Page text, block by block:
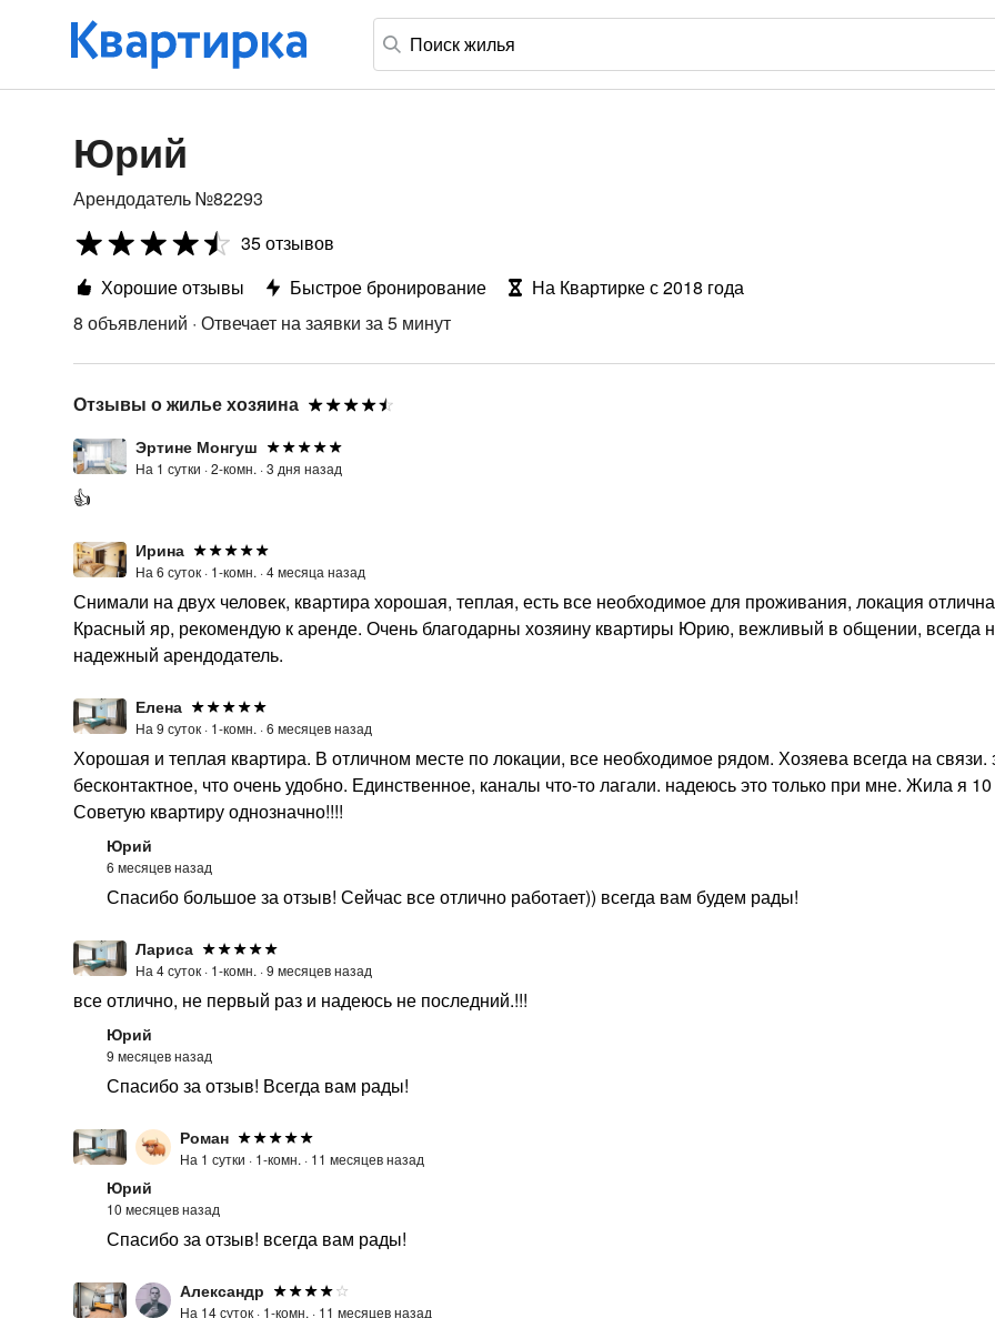
Юрий
Арендодатель №82293
35 отзывов
Хорошие отзывы
Быстрое бронирование
На Квартирке с 2018 года
8 объявлений · Отвечает на заявки за 5 минут
Отзывы о жилье хозяина
Эртине Монгуш
На 1 сутки ·2-комн. ·3 дня назад
👍
Ирина
На 6 суток · 1-комн. ·4 месяца назад
Снимали на двух человек, квартира хорошая, теплая, есть все необходимое для проживания, локация
Красный яр, рекомендую к аренде. Очень благодарны хозяину квартиры Юрию, вежливый в общении, всегда
надежный арендодатель.
Елена
На 9 суток · 1-комн. ·6 месяцев назад
Хорошая и теплая квартира. В отличном месте по локации, все необходимое рядом. Хозяева всегда на связи.
бесконтактное, что очень удобно. Единственное, каналы что-то лагали. надеюсь это только при мне. Жила я
Советую квартиру однозначно!!!!
Юрий
6 месяцев назад
Спасибо большое за отзыв! Сейчас все отлично работает)) всегда вам будем рады!
Лариса
На 4 суток · 1-комн. ·9 месяцев назад
все отлично, не первый раз и надеюсь не последний.!!!
Юрий
9 месяцев назад
Спасибо за отзыв! Всегда вам рады!
Роман
На 1 сутки · 1-комн. · 11 месяцев назад
Юрий
10 месяцев назад
Спасибо за отзыв! всегда вам рады!
Александр
На 14 суток · 1-комн. · 11 месяцев назад